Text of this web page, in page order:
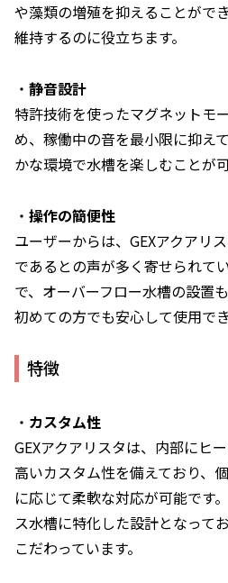
や藻類の増殖を抑えることがで
維持するのに役立ちます。
・ 静音設計
特許技術を使ったマグネットモ
め、稼働中の音を最小限に抑え
かな環境で水槽を楽しむことが可
・ 操作の簡便性
ユーザーからは、GEXアクアリ
であるとの声が多く寄せられて
で、オーバーフロー水槽の設置
初めての方でも安心して使用でき
特徴
・ カスタム性
GEXアクアリスタは、内部にヒ
高いカスタム性を備えており、
に応じて柔軟な対応が可能です
ス水槽に特化した設計となって
こだわっています。